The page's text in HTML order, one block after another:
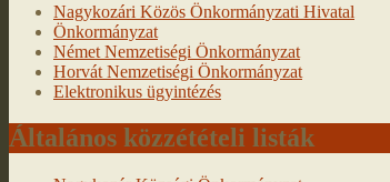
Nagykozári Közös Önkormányzati Hivatal
Önkormányzat
Német Nemzetiségi Önkormányzat
Horvát Nemzetiségi Önkormányzat
Elektronikus ügyintézés
Általános közzétételi listák